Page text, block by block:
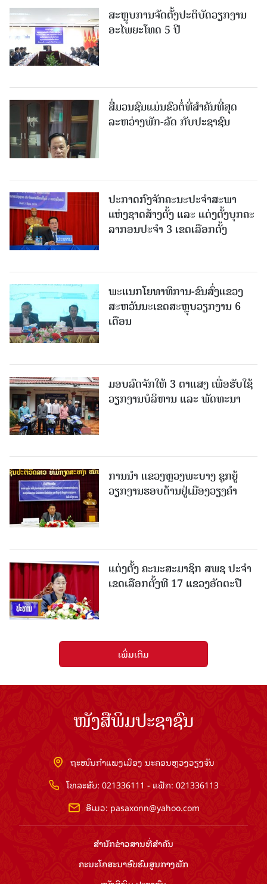
ສະຫຼຸບການຈັດຕັ້ງປະຕິບັດວຽກງານ
ອະໄພຍະໂທດ 5 ປີ
ສື່ມວນຊົນແມ່ນຂົວຕໍ່ທີ່ສໍາຄັນທີ່ສຸດ
ລະຫວ່າງພັກ-ລັດ ກັບປະຊາຊົນ
ປະກາດກົງຈັກຄະນະປະຈໍາສະພາ
ແຫ່ງຊາດສ້າງຕັ້ງ ແລະ ແຕ່ງຕັ້ງບຸກຄະ
ລາກອນປະຈໍາ 3 ເຂດເລືອກຕັ້ງ
ພະແນກໂຍທາທິການ-ຂົນສົ່ງແຂວງ
ສະຫວັນນະເຂດສະຫຼຸບວຽກງານ 6
ເດືອນ
ມອບລົດຈັກໃຫ້ 3 ຕາແສງ ເພື່ອຮັບໃຊ້
ວຽກງານບໍລິຫານ ແລະ ພັດທະນາ
ການນຳ ແຂວງຫຼວງພະບາງ ຊຸກຍູ້
ວຽກງານຮອບດ້ານຢູ່ເມືອງວຽງຄໍາ
ແຕ່ງຕັ້ງ ຄະນະສະມາຊິກ ສພຊ ປະຈຳ
ເຂດເລືອກຕັ້ງທີ 17 ແຂວງອັດຕະປື
ເພີ່ມເຕີມ
ໜັງສືພິມປະຊາຊົນ
ຖະໜົນກຳແພງເມືອງ ນະຄອນຫຼວງວຽງຈັນ
ໂທລະສັບ: 021336111 - ແຟັກ: 021336113
ອີເມວ: pasaxonn@yahoo.com
ສຳ​ນັກ​ຂ່າວ​ສານ​ທີ່​ສຳ​ຄັນ​
ຄະນະໂຄສະນາອົບຮົມ​ສູນ​ກາງ​ພັກ